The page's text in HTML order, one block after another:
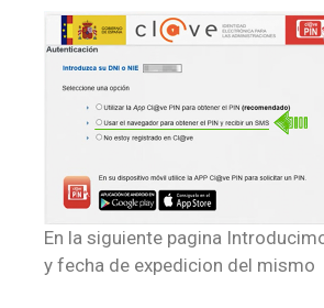
En la siguiente pagina
y fecha de expedicion del mismo